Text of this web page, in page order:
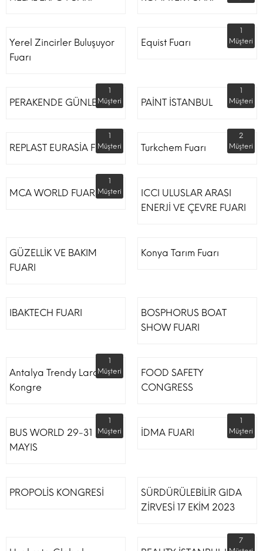
Yerel Zincirler Buluşuyor
Fuarı
Equist Fuarı
1
Müşteri
PERAKENDE GÜNLERİ
1
Müşteri
PAİNT İSTANBUL
1
Müşteri
REPLAST EURASİA FUARI
1
Müşteri
Turkchem Fuarı
2
Müşteri
MCA WORLD FUARI
1
Müşteri
ICCI ULUSLAR ARASI
ENERJİ VE ÇEVRE FUARI
GÜZELLİK VE BAKIM
FUARI
Konya Tarım Fuarı
IBAKTECH FUARI
BOSPHORUS BOAT
SHOW FUARI
Antalya Trendy Lara Otel
Kongre
1
Müşteri
FOOD SAFETY
CONGRESS
BUS WORLD 29-31
MAYIS
1
Müşteri
İDMA FUARI
1
Müşteri
PROPOLİS KONGRESİ
SÜRDÜRÜLEBİLİR GIDA
ZİRVESİ 17 EKİM 2023
7